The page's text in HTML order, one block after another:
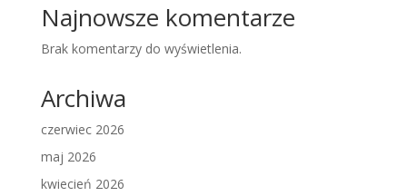
Najnowsze komentarze
Brak komentarzy do wyświetlenia.
Archiwa
czerwiec 2026
maj 2026
kwiecień 2026